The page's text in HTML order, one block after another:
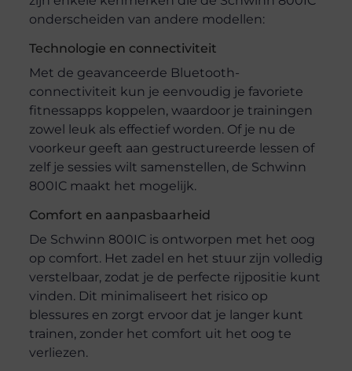
onderscheiden van andere modellen:
Technologie en connectiviteit
Met de geavanceerde Bluetooth-
connectiviteit kun je eenvoudig je favoriete
fitnessapps koppelen, waardoor je trainingen
zowel leuk als effectief worden. Of je nu de
voorkeur geeft aan gestructureerde lessen of
zelf je sessies wilt samenstellen, de Schwinn
800IC maakt het mogelijk.
Comfort en aanpasbaarheid
De Schwinn 800IC is ontworpen met het oog
op comfort. Het zadel en het stuur zijn volledig
verstelbaar, zodat je de perfecte rijpositie kunt
vinden. Dit minimaliseert het risico op
blessures en zorgt ervoor dat je langer kunt
trainen, zonder het comfort uit het oog te
verliezen.